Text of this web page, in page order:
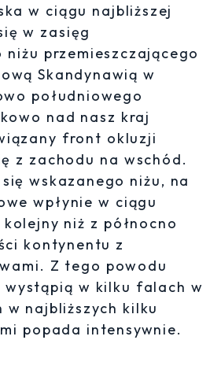
w ciągu najbliższej
w zasięg
niżu przemieszczającego
Skandynawią w
południowego
nad nasz kraj
front okluzji
z zachodu na wschód.
wskazanego niżu, na
wpłynie w ciągu
niż z północno
kontynentu z
Z tego powodu
wystąpią w kilku falach w
w najbliższych kilku
popada intensywnie.